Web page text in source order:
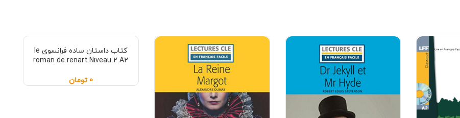
کتاب داستان ساده فرانسوی le
roman de renart Niveau 2 A2
0 تومان